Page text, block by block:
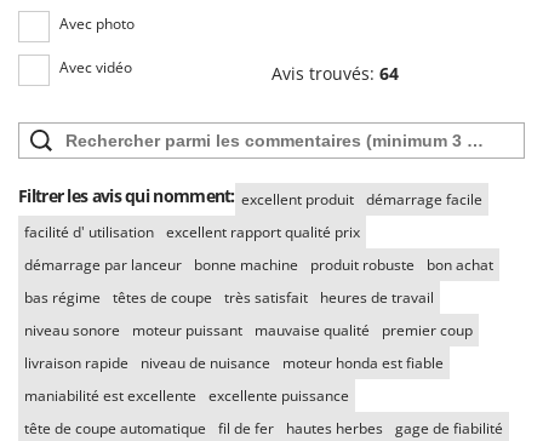
Avec photo
Avec vidéo Avis trouvés: 64
Filtrer les avis qui nomment: excellent produit
démarrage facile
facilité d' utilisation excellent rapport qualité prix
démarrage par lanceur
bonne machine produit robuste
bon achat
bas régime
têtes de coupe très satisfait
heures de travail
niveau sonore
moteur puissant mauvaise qualité
premier coup
livraison rapide
niveau de nuisance
moteur honda est fiable
maniabilité est excellente
excellente puissance
tête de coupe automatique
fil de fer hautes herbes gage de fiabilité